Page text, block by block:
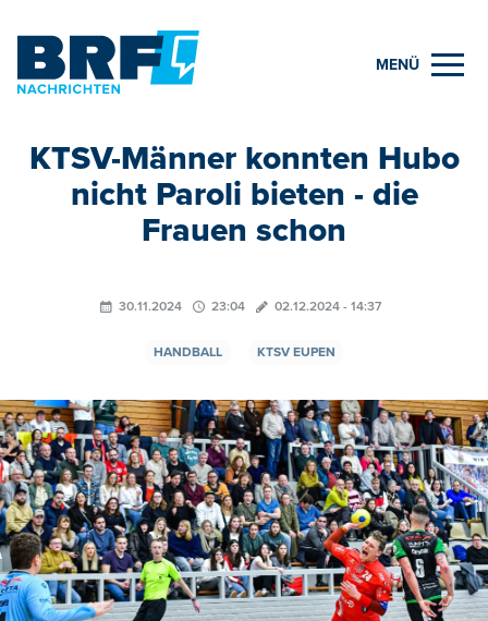
MENÜ
KTSV-Männer konnten Hubo
nicht Paroli bieten - die
Frauen schon
30.11.2024 23:04 02.12.2024 - 14:37
HANDBALL KTSV EUPEN